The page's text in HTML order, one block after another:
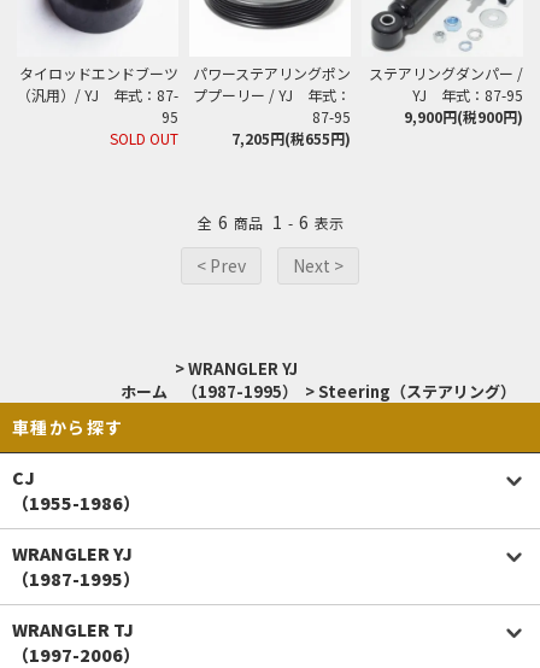
タイロッドエンドブーツ
（汎用）/ YJ 年式：87-
95
SOLD OUT
パワーステアリングポン
ププーリー / YJ 年式：
87-95
7,205円(税655円)
ステアリングダンパー /
YJ 年式：87-95
9,900円(税900円)
全 6 商品 1 - 6 表示
< Prev Next >
ホーム
>WRANGLER YJ
（1987-1995）
>Steering（ステアリング）
車種から探す
CJ
（1955-1986）
WRANGLER YJ
（1987-1995）
WRANGLER TJ
（1997-2006）